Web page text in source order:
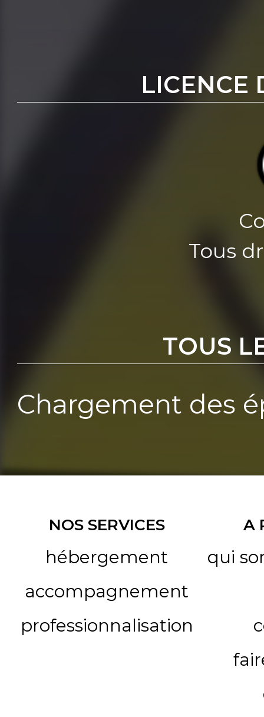
LICENCE
Tous
TOUS
Chargement des
NOS SERVICES
hébergement
accompagnement
professionnalisation
A
qui